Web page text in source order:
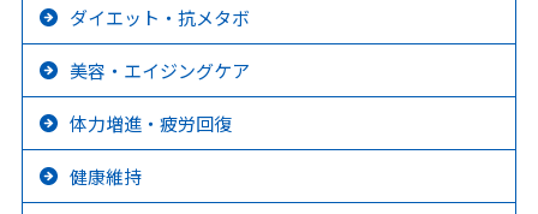
ダイエット・抗メタボ
美容・エイジングケア
体力増進・疲労回復
健康維持